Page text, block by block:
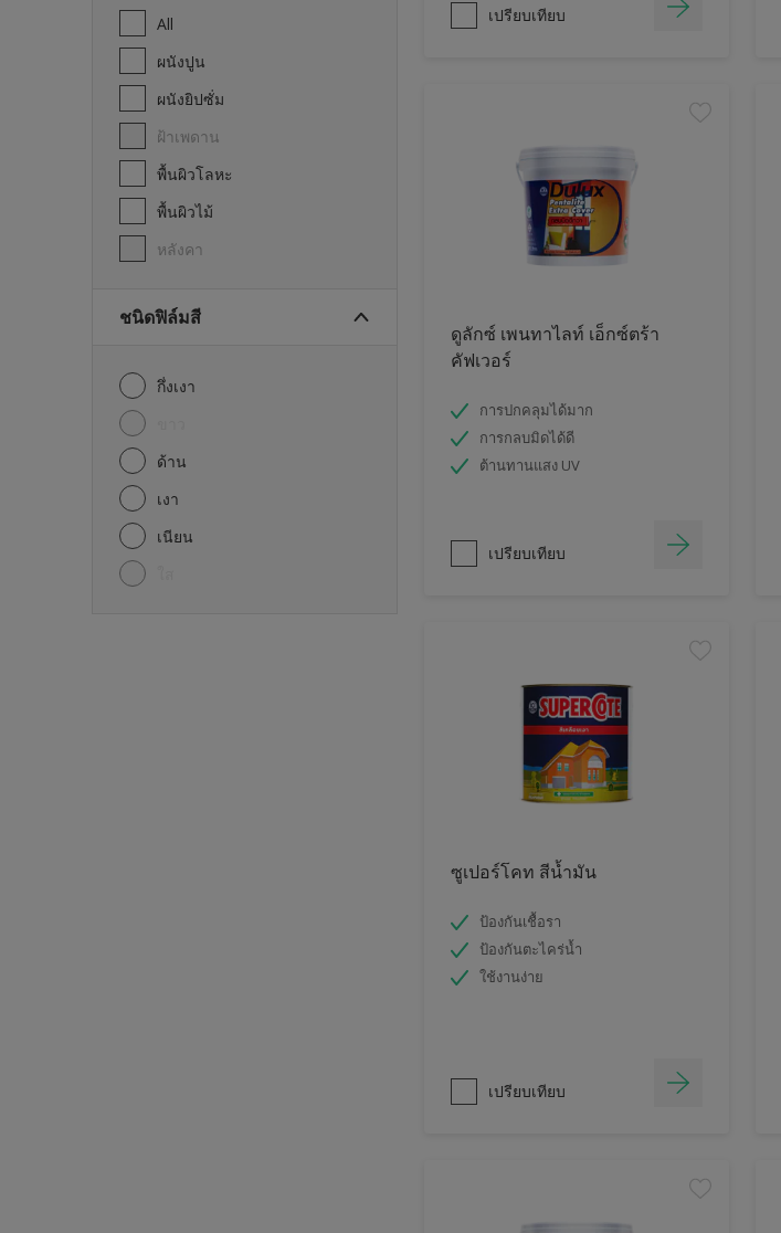
All
ผนังปูน
ผนังยิปซั่ม
ฝ้าเพดาน
พื้นผิวโลหะ
พื้นผิวไม้
หลังคา
ชนิดฟิล์มสี
กึ่งเงา
ด้าน
เงา
เนียน
เปรียบเทียบ
ดูลักซ์ เพนทาไลท์ เอ็กซ์ตร้า
คัฟเวอร์
การปกคลุมได้มาก
การกลบมิดได้ดี
ต้านทานแสง UV
เปรียบเทียบ
ซูเปอร์โคท สีน้ำมัน
ป้องกันเชื้อรา
ป้องกันตะไคร่น้ำ
ใช้งานง่าย
เปรียบเทียบ